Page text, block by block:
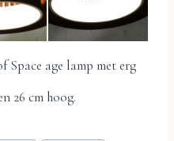
Space age lamp met erg
26 cm hoog.